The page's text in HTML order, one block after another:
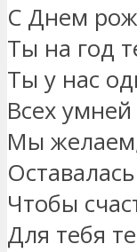
С Днем
Ты на год
Ты у нас
Всех
Мы
Чтобы
Для тебя